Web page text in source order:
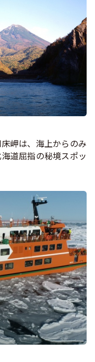
岬は、海上からのみ
道屈指の秘境スポッ